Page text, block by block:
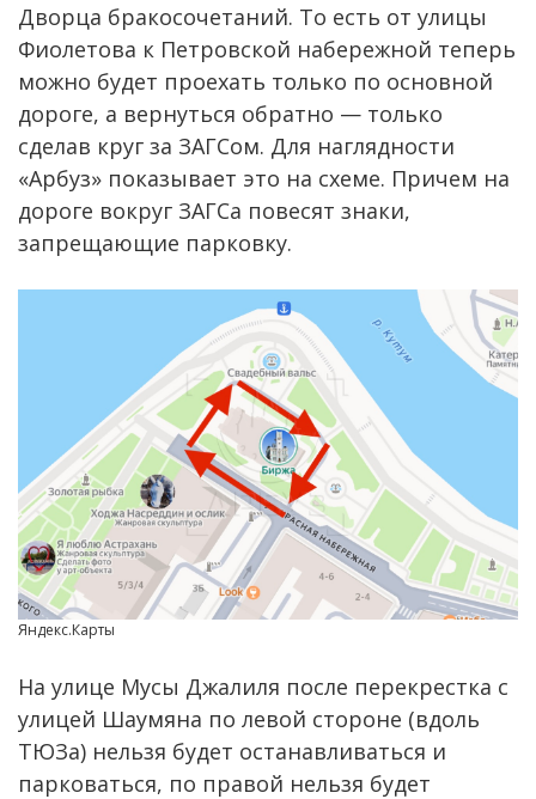
Дворца бракосочетаний. То есть от улицы
Фиолетова к Петровской набережной теперь
можно будет проехать только по основной
дороге, а вернуться обратно — только
сделав круг за ЗАГСом. Для наглядности
«Арбуз» показывает это на схеме. Причем на
дороге вокруг ЗАГСа повесят знаки,
запрещающие парковку.
Яндекс.Карты
На улице Мусы Джалиля после перекрестка с
улицей Шаумяна по левой стороне (вдоль
ТЮЗа) нельзя будет останавливаться и
парковаться, по правой нельзя будет